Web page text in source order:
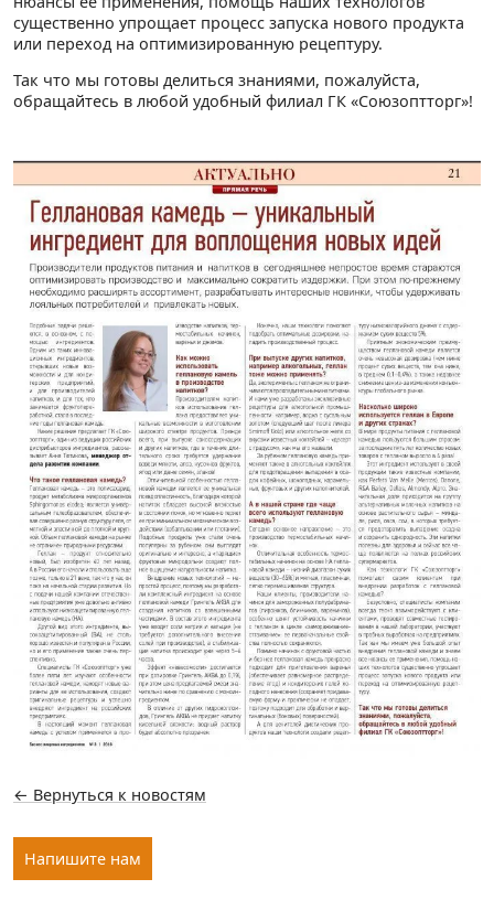
существенно упрощает процесс запуска нового продукта
или переход на оптимизированную рецептуру.
Так что мы готовы делиться знаниями, пожалуйста,
обращайтесь в любой удобный филиал ГК «Союзоптторг»!
← Вернуться к новостям
Напишите нам